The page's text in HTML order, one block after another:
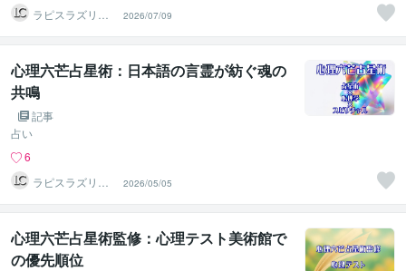
ラピスラズリク
リエイト
2026/07/09
心理六芒占星術：日本語の言霊が紡ぐ魂の
共鳴
記事
占い
6
ラピスラズリク
リエイト
2026/05/05
心理六芒占星術監修：心理テスト美術館で
の優先順位